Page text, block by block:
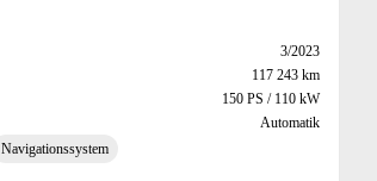
3/2023
117 243 km
150 PS / 110 kW
Automatik
Navigationssystem